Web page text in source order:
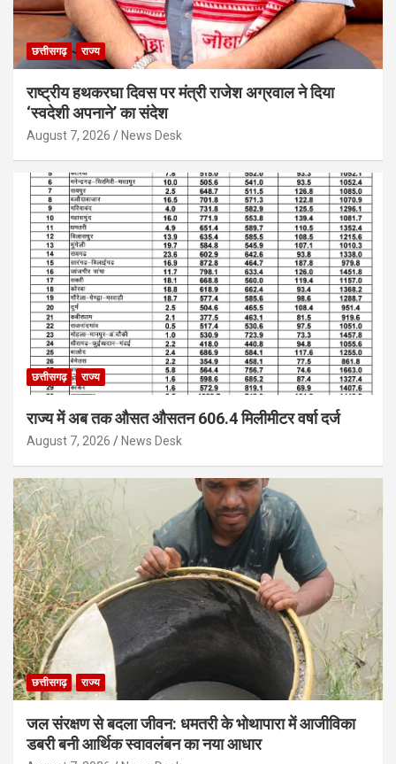
छत्तीसगढ़ राज्य
राष्ट्रीय हथकरघा दिवस पर मंत्री राजेश अग्रवाल ने दिया
‘स्वदेशी अपनाने’ का संदेश
August 7, 2026 News Desk
छत्तीसगढ़ राज्य
राज्य में अब तक औसत औसतन 606.4 मिलीमीटर वर्षा दर्ज
August 7, 2026 News Desk
छत्तीसगढ़ राज्य
जल संरक्षण से बदला जीवन: धमतरी के भोथापारा में आजीविका
डबरी बनी आर्थिक स्वावलंबन का नया आधार